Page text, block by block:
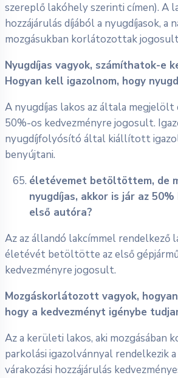
szereplő lakóhely szerinti címen). A
hozzájárulás díjából a nyugdíjasok, a
mozgásukban korlátozottak
Nyugdíjas vagyok, számíthatok-e
Hogyan kell igazolnom, hogy
A nyugdíjas lakos az általa megjelölt
50%-os kedvezményre jogosult.
nyugdíjfolyósító által kiállított
benyújtani.
életévemet betöltöttem, de
nyugdíjas, akkor is jár az 50%
első autóra?
Az az állandó lakcímmel rendelkező
életévét betöltötte az első
kedvezményre jogosult.
Mozgáskorlátozott vagyok,
hogy a kedvezményt igénybe
Az a kerületi lakos, aki mozgásában
parkolási igazolvánnyal rendelkezik
várakozási hozzájárulás